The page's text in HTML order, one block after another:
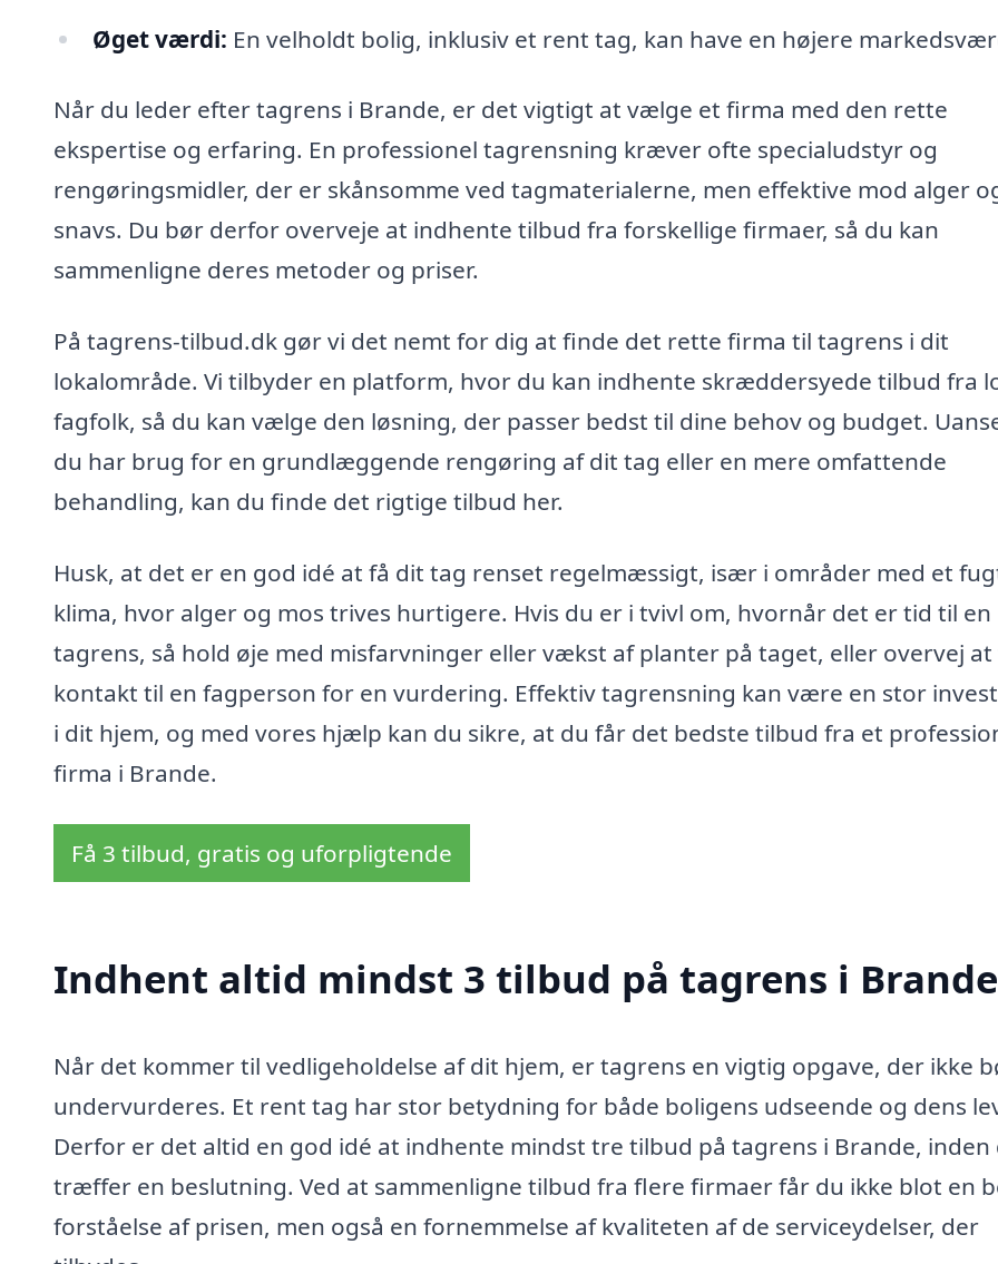
Øget værdi: En velholdt bolig, inklusiv et rent tag, kan have en højere
Når du leder efter tagrens i Brande, er det vigtigt at vælge et firma med den rette
ekspertise og erfaring. En professionel tagrensning kræver ofte specialudstyr og
rengøringsmidler, der er skånsomme ved tagmaterialerne, men effektive mod alger
snavs. Du bør derfor overveje at indhente tilbud fra forskellige firmaer, så du kan
sammenligne deres metoder og priser.
På tagrens-tilbud.dk gør vi det nemt for dig at finde det rette firma til tagrens i dit
lokalområde. Vi tilbyder en platform, hvor du kan indhente skræddersyede tilbud fra
fagfolk, så du kan vælge den løsning, der passer bedst til dine behov og budget.
du har brug for en grundlæggende rengøring af dit tag eller en mere omfattende
behandling, kan du finde det rigtige tilbud her.
Husk, at det er en god idé at få dit tag renset regelmæssigt, især i områder med et
klima, hvor alger og mos trives hurtigere. Hvis du er i tvivl om, hvornår det er tid til en
tagrens, så hold øje med misfarvninger eller vækst af planter på taget, eller overvej at
kontakt til en fagperson for en vurdering. Effektiv tagrensning kan være en stor
i dit hjem, og med vores hjælp kan du sikre, at du får det bedste tilbud fra et
firma i Brande.
Få 3 tilbud, gratis og uforpligtende
Indhent altid mindst 3 tilbud på tagrens i Brande
Når det kommer til vedligeholdelse af dit hjem, er tagrens en vigtig opgave, der ikke
undervurderes. Et rent tag har stor betydning for både boligens udseende og dens
Derfor er det altid en god idé at indhente mindst tre tilbud på tagrens i Brande, inden
træffer en beslutning. Ved at sammenligne tilbud fra flere firmaer får du ikke blot en
forståelse af prisen, men også en fornemmelse af kvaliteten af de serviceydelser, der